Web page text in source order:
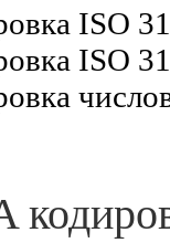
ISO
ISO